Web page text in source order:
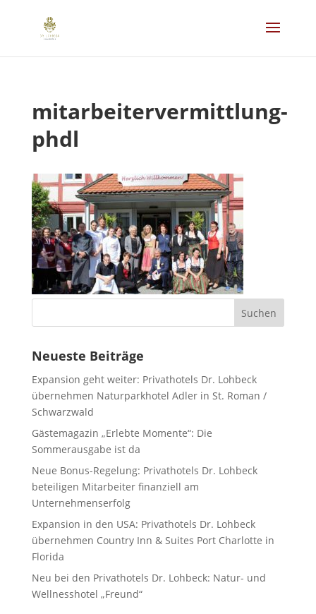
mitarbeitervermittlung-
phdl
Neueste Beiträge
Expansion geht weiter: Privathotels Dr. Lohbeck
übernehmen Naturparkhotel Adler in St. Roman /
Schwarzwald
Gästemagazin „Erlebte Momente“: Die
Sommerausgabe ist da
Neue Bonus-Regelung: Privathotels Dr. Lohbeck
beteiligen Mitarbeiter finanziell am
Unternehmenserfolg
Expansion in den USA: Privathotels Dr. Lohbeck
übernehmen Country Inn & Suites Port Charlotte in
Florida
Neu bei den Privathotels Dr. Lohbeck: Natur- und
Wellnesshotel „Freund“